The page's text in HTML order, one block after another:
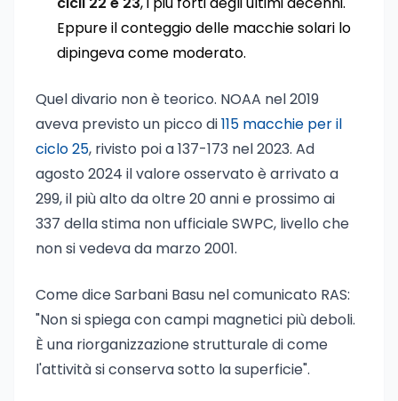
Eppure il conteggio delle macchie solari lo
dipingeva come moderato.
Quel divario non è teorico. NOAA nel 2019
aveva previsto un picco di115 macchie per il
ciclo 25, rivisto poi a 137-173 nel 2023. Ad
agosto 2024 il valore osservato è arrivato a
299, il più alto da oltre 20 anni e prossimo ai
337 della stima non ufficiale SWPC, livello che
non si vedeva da marzo 2001.
Come dice Sarbani Basu nel comunicato RAS:
"Non si spiega con campi magnetici più deboli.
È una riorganizzazione strutturale di come
l'attività si conserva sotto la superficie".